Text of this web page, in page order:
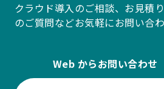
クラウド導入のご相談、お見積
のご質問などお気軽にお問い合
Web からお問い合わ